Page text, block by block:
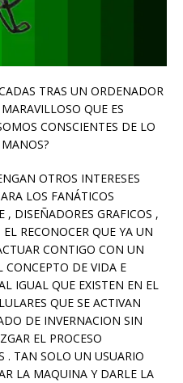
TRAS UN ORDENADOR
QUE ES
CONSCIENTES DE LO
OTROS INTERESES
LOS FANÁTICOS
, DISEÑADORES GRAFICOS ,
RECONOCER QUE YA UN
CONTIGO CON UN
DE VIDA E
IGUAL QUE EXISTEN EN EL
QUE SE ACTIVAN
DE INVERNACION SIN
EL PROCESO
. TAN SOLO UN USUARIO
LA MAQUINA Y DARLE LA